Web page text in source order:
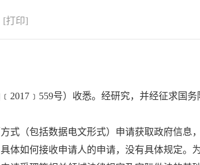
[打印]
号）收悉。经研究，并经征求国
式（包括数据电文形式）申请获取政府信息
体如何接收申请人的申请，没有具体规定。